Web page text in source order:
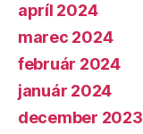
apríl 2024
marec 2024
február 2024
január 2024
december 2023